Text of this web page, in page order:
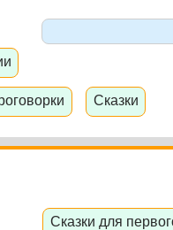
Сказки
Сказки для